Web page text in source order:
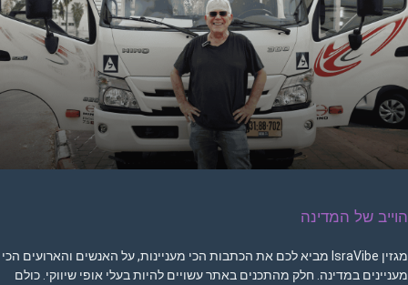
של המדינה
מגזין IsraVibe מביא לכם את הכתבות הכי מעניינות, על האנשים והארועים הכי
במדינה. חלק מהתכנים באתר עשויים להיות בעלי אופי שיווקי. כולם